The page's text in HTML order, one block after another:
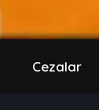
Cezalar